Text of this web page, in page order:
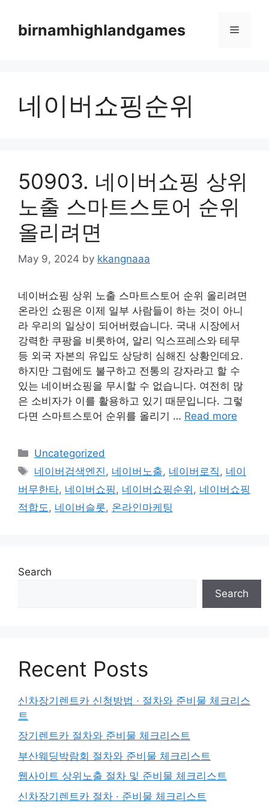
contentbirnamhighlandgames Menu
네이버쇼핑순위
50903. 네이버쇼핑 상위
노출 스마트스토어 순위
올리려면
May 9, 2024 by kkangnaaa
네이버쇼핑 상위 노출 스마트스토어 순위 올리려면
온라인 쇼핑은 이제 일부 사람들이 하는 것이 아니
라 우리의 일상이 되어버렸습니다. 국내 시장에서
강력한 쿠팡을 비롯하여, 알리 익스프레스와 테무
등 외국 자본의 유입도 상당히 심해진 상황인데요.
하지만 그럼에도 불구하고 전통의 강자라고 할 수
있는 네이버쇼핑을 무시할 수 없습니다. 여전히 많
은 소비자가 이를 활용하고 있기 때문입니다. 그렇
다면 스마트스토어 순위를 올리기 … Read more
Categories
Uncategorized
Tags
네이버검색엔진 , 네이버노출, 네이버로직 , 네이
버무한타, 네이버쇼핑 , 네이버쇼핑순위 , 네이버쇼핑
적합도 , 네이버슬롯, 온라인마케팅
Search
Search
Recent Posts
신차장기렌트카 신청방법 · 절차와 준비물 체크리스
트
장기렌트카 절차와 준비물 체크리스트
부산웨딩박람회 절차와 준비물 체크리스트
웹사이트 상위노출 절차 및 준비물 체크리스트
신차장기렌트카 절차 · 준비물 체크리스트